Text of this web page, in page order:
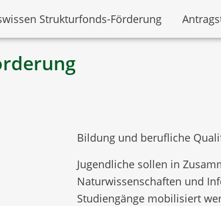
Strukturfonds-Förderung
Bildung und berufliche
Jugendliche sollen in
Naturwissenschaften und
Studiengänge mobilisiert